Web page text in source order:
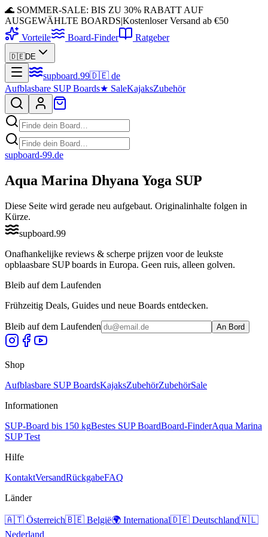
🌊 SOMMER-SALE: BIS ZU 30% RABATT AUF
AUSGEWÄHLTE BOARDS|Kostenloser Versand ab €50
Vorteile
Board-Finder Ratgeber
🇩🇪DE
supboard.99🇩🇪 de
Aufblasbare SUP Boards★ SaleKajaksZubehör
supboard-99.de
Aqua Marina Dhyana Yoga SUP
Diese Seite wird gerade neu aufgebaut. Originalinhalte folgen in
Kürze.
supboard.99
Onafhankelijke reviews & scherpe prijzen voor de leukste
opblaasbare SUP boards in Europa. Geen ruis, alleen golven.
Bleib auf dem Laufenden
Frühzeitig Deals, Guides und neue Boards entdecken.
Bleib auf dem Laufenden An Bord
Shop
Aufblasbare SUP BoardsKajaksZubehörZubehörSale
Informationen
SUP-Board bis 150 kgBestes SUP BoardBoard-FinderAqua Marina
SUP Test
Hilfe
KontaktVersandRückgabeFAQ
Länder
🇦🇹 Österreich🇧🇪 België🌍 International🇩🇪 Deutschland🇳🇱
Nederland